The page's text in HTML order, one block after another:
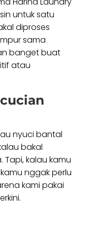
untuk satu
diproses
sama
banget buat
atau
nyuci bantal
bakal
kalau kamu
nggak perlu
kami pakai